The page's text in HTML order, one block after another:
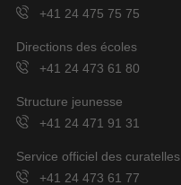
+41 24 475 75 75
Directions des écoles
+41 24 473 61 80
Structure jeunesse
+41 24 471 91 31
Service officiel des curatelles
+41 24 473 61 77